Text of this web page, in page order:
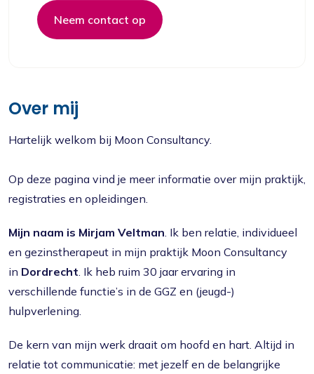
Over mij
Hartelijk welkom bij Moon Consultancy.
Op deze pagina vind je meer informatie over mijn praktijk,
registraties en opleidingen.
Mijn naam is Mirjam Veltman. Ik ben relatie, individueel
en gezinstherapeut in mijn praktijk Moon Consultancy
in Dordrecht. Ik heb ruim 30 jaar ervaring in
verschillende functie’s in de GGZ en (jeugd-)
hulpverlening.
De kern van mijn werk draait om hoofd en hart. Altijd in
relatie tot communicatie: met jezelf en de belangrijke
Neem contact op